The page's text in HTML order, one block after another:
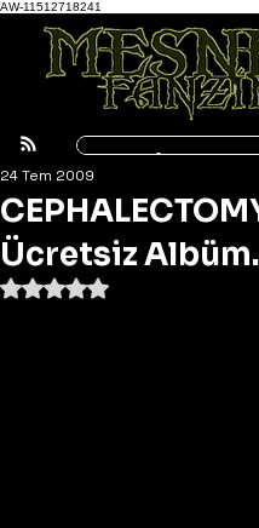
AW-11512718241
Ücretsiz
24 Tem 2009
5 üzerinden NaN yıldız